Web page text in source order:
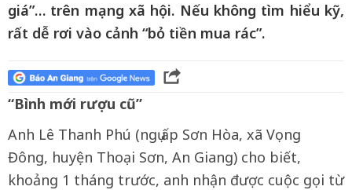
giá”… trên mạng xã hội. Nếu không tìm hiểu kỹ,
rất dễ rơi vào cảnh “bỏ tiền mua rác”.
“Bình mới rượu cũ”
Anh Lê Thanh Phú (ngụ ấp Sơn Hòa, xã Vọng
Đông, huyện Thoại Sơn, An Giang) cho biết,
khoảng 1 tháng trước, anh nhận được cuộc gọi từ